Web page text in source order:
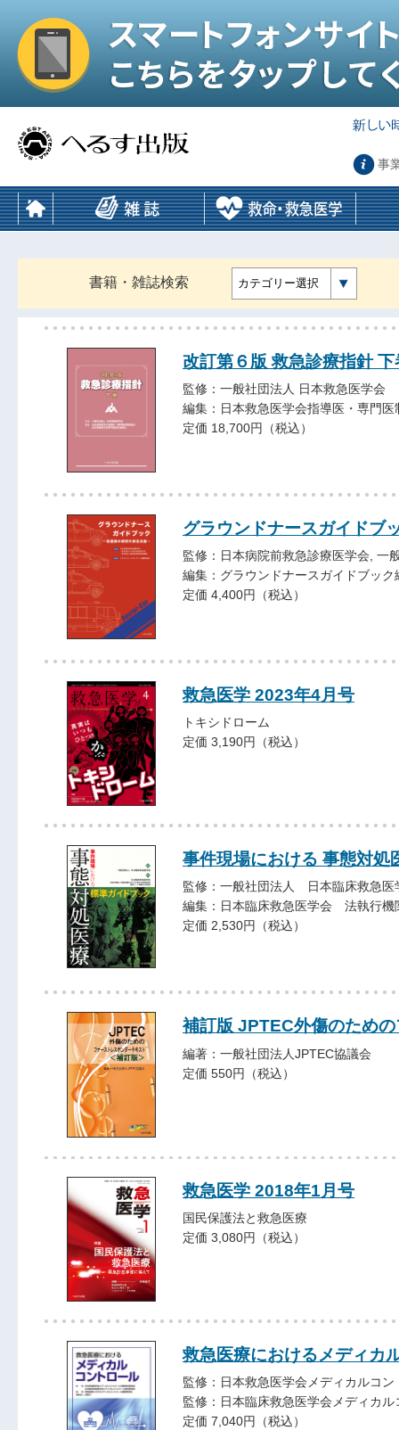
事
書籍・雑誌検索 カテゴリー選択
改訂第６版 救急診療指針 下
監修：一般社団法人 日本救急医学会
編集：日本救急医学会指導医・専門医
定価 18,700円（税込）
グラウンドナースガイドブ
監修：日本病院前救急診療医学会, 一
編集：グラウンドナースガイドブック
定価 4,400円（税込）
救急医学 2023年4月号
トキシドローム
定価 3,190円（税込）
事件現場における 事態対処
監修：一般社団法人 日本臨床救急医
編集：日本臨床救急医学会 法執行機
定価 2,530円（税込）
補訂版 JPTEC外傷のため
編著：一般社団法人JPTEC協議会
定価 550円（税込）
救急医学 2018年1月号
国民保護法と救急医療
定価 3,080円（税込）
救急医療におけるメディカ
監修：日本救急医学会メディカルコ
監修：日本臨床救急医学会メディカ
定価 7,040円（税込）